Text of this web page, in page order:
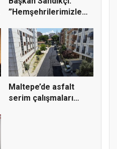
”Hemşehrilerimizle
Maltepe’de asfalt
serim çalışmaları